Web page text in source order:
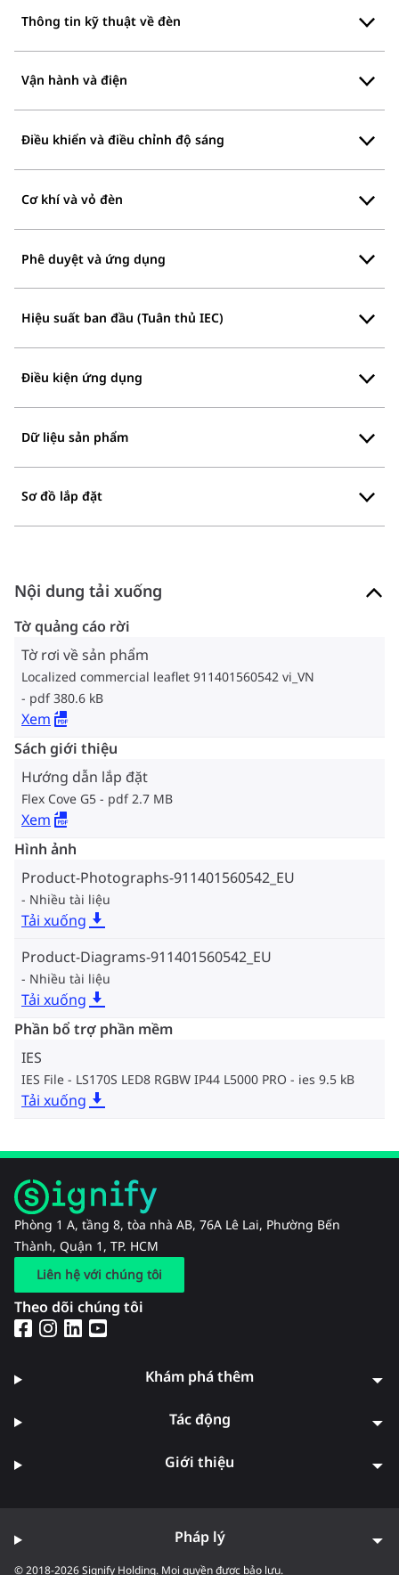
Thông tin kỹ thuật về đèn
Vận hành và điện
Điều khiển và điều chỉnh độ sáng
Cơ khí và vỏ đèn
Phê duyệt và ứng dụng
Hiệu suất ban đầu (Tuân thủ IEC)
Điều kiện ứng dụng
Dữ liệu sản phẩm
Sơ đồ lắp đặt
Nội dung tải xuống
Tờ quảng cáo rời
Tờ rơi về sản phẩm
Localized commercial leaflet 911401560542 vi_VN
pdf 380.6 kB
Xem
Sách giới thiệu
Hướng dẫn lắp đặt
Flex Cove G5 pdf 2.7 MB
Xem
Hình ảnh
Product-Photographs-911401560542_EU
Nhiều tài liệu
Tải xuống
Product-Diagrams-911401560542_EU
Nhiều tài liệu
Tải xuống
Phần bổ trợ phần mềm
IES
IES File - LS170S LED8 RGBW IP44 L5000 PRO ies 9.5 kB
Tải xuống
Phòng 1 A, tầng 8, tòa nhà AB, 76A Lê Lai, Phường Bến
Thành, Quận 1, TP. HCM
Liên hệ với chúng tôi
Theo dõi chúng tôi
Khám phá thêm
Tác động
Giới thiệu
© 2018-2026 Signify Holding. Mọi quyền được bảo lưu.
Pháp lý